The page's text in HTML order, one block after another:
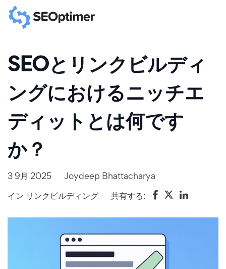
SEOとリンクビルディ
ングにおけるニッチエ
ディットとは何です
か？
3 9月 2025
Joydeep Bhattacharya
イン リンクビルディング 共有する: